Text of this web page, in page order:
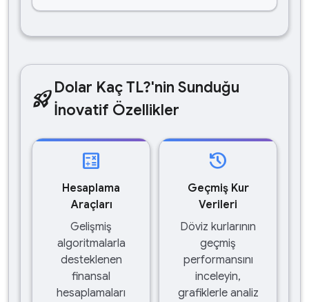
rocket_launchDolar Kaç TL?'nin Sunduğu
İnovatif Özellikler
calculate
Hesaplama
Araçları
Gelişmiş
algoritmalarla
desteklenen
finansal
hesaplamaları
history
Geçmiş Kur
Verileri
Döviz kurlarının
geçmiş
performansını
inceleyin,
grafiklerle analiz